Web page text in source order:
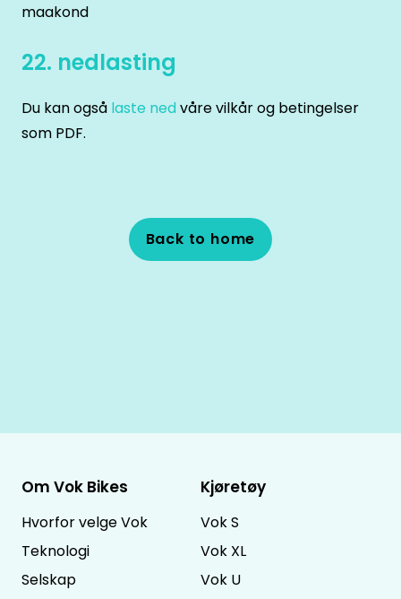
maakond
22. nedlasting
Du kan også laste nedvåre vilkår og betingelser
som PDF.
Back to home
Om Vok Bikes
Hvorfor velge Vok
Teknologi
Selskap
Kjøretøy
Vok S
Vok XL
Vok U